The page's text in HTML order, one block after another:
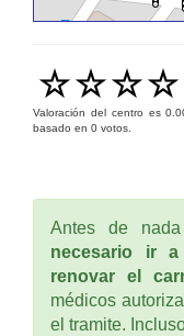
Valoración del centro es
basado en 0 votos.
Antes de
necesario ir
renovar el
médicos
el tramite.